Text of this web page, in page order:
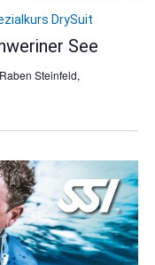
See
DrySuit
Steinfeld,